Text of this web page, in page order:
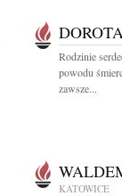
Rodzinie
powodu
zawsze...
KATOWICE